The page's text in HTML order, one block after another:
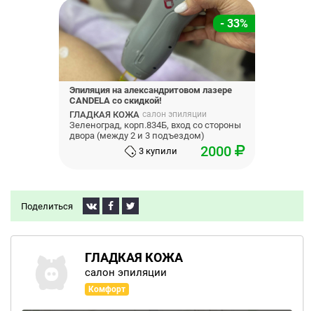
Поделиться
ГЛАДКАЯ КОЖА
салон эпиляции
Комфорт
- 33%
Эпиляция на александритовом лазере
CANDELA со скидкой!
ГЛАДКАЯ КОЖА салон эпиляции
Зеленоград, корп.834Б, вход со стороны
двора (между 2 и 3 подъездом)
3 купили
2000